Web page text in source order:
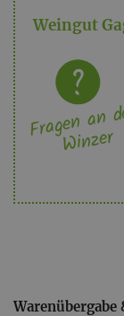
Weingut
Fragen an
Winzer